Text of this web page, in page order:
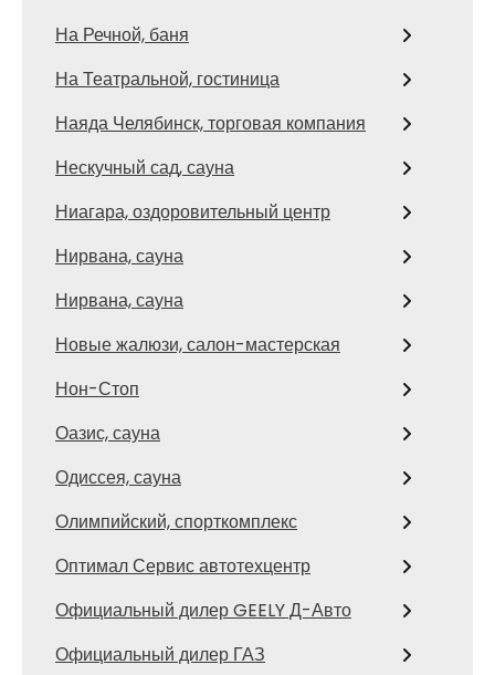
На Речной, баня
На Театральной, гостиница
Наяда Челябинск, торговая компания
Нескучный сад, сауна
Ниагара, оздоровительный центр
Нирвана, сауна
Нирвана, сауна
Новые жалюзи, салон-мастерская
Нон-Стоп
Оазис, сауна
Одиссея, сауна
Олимпийский, спорткомплекс
Оптимал Сервис автотехцентр
Официальный дилер GEELY Д-Авто
Официальный дилер ГАЗ